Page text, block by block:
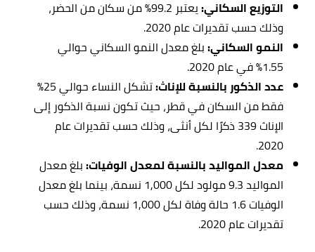
التوزيع السكاني:يعتبر 99.2٪ من
سكان من الحضر،
وذلك حسب تقديرات عام 2020.
النمو السكاني:بلغمعدل النمو السكاني حوالي
1.55٪ في عام 2020.
عدد الذكور بالنسبة للإناث:
تشكل النساء حوالي 25٪
فقط من السكان في قطر، حيث تكون نسبة الذكور إلى
الإناث 339 ذكرًا لكل أنثى، وذلك حسب تقديرات عام
2020.
معدل المواليد بالنسبة لمعدل الوفيات:بلغمعدل
المواليد 9.3 مولود لكل 1,000 نسمة، بينما بلغ
معدل
الوفيات 1.6 حالة وفاة لكل 1,000 نسمة، وذلك حسب
تقديرات عام 2020.